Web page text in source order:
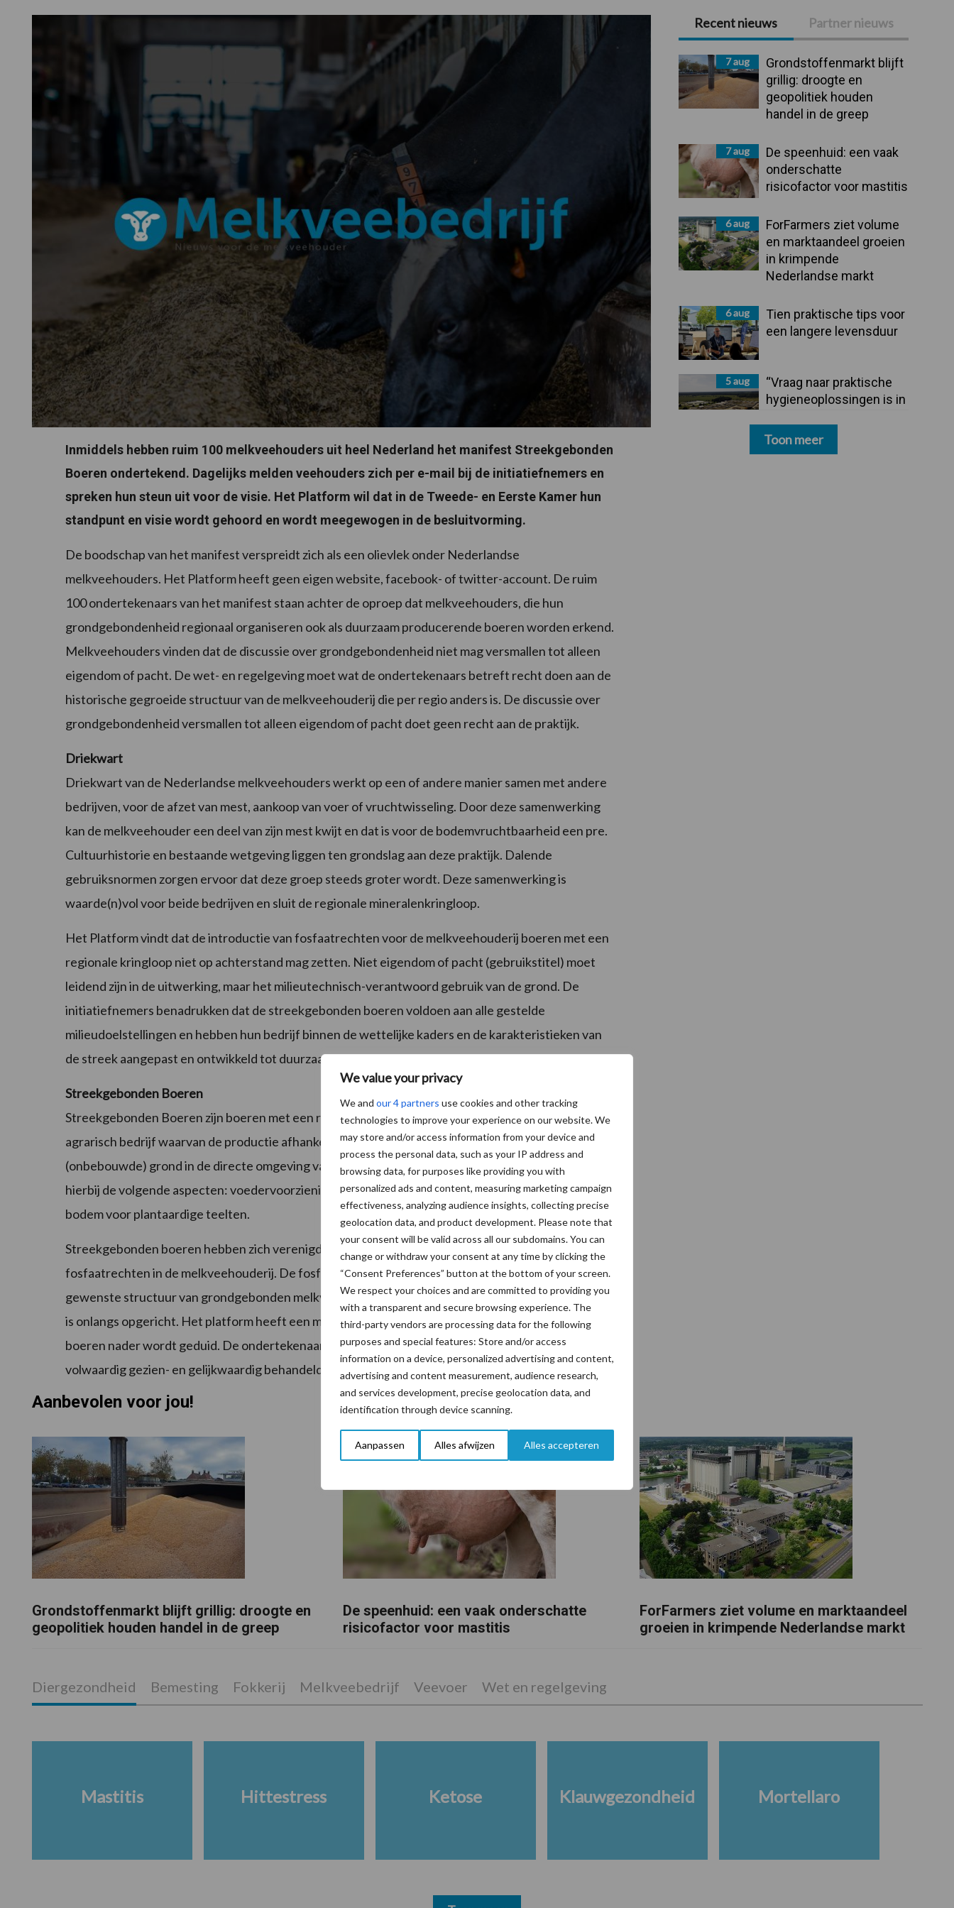
We value your privacy
We and our 4 partners use cookies and other tracking
technologies to improve your experience on our website. We
may store and/or access information from your device and
process the personal data, such as your IP address and
browsing data, for purposes like providing you with
personalized ads and content, measuring marketing campaign
effectiveness, analyzing audience insights, collecting precise
geolocation data, and product development. Please note that
your consent will be valid across all our subdomains. You can
change or withdraw your consent at any time by clicking the
“Consent Preferences” button at the bottom of your screen.
We respect your choices and are committed to providing you
with a transparent and secure browsing experience. The
third-party vendors are processing data for the following
purposes and special features: Store and/or access
information on a device, personalized advertising and content,
advertising and content measurement, audience research,
and services development, precise geolocation data, and
identification through device scanning.
Aanpassen Alles afwijzen Alles accepteren
Inmiddels hebben ruim 100 melkveehouders uit heel Nederland het manifest Streekgebonden
Boeren ondertekend. Dagelijks melden veehouders zich per e-mail bij de initiatiefnemers en
spreken hun steun uit voor de visie. Het Platform wil dat in de Tweede- en Eerste Kamer hun
standpunt en visie wordt gehoord en wordt meegewogen in de besluitvorming.
De boodschap van het manifest verspreidt zich als een olievlek onder Nederlandse
melkveehouders. Het Platform heeft geen eigen website, facebook- of twitter-account. De ruim
100 ondertekenaars van het manifest staan achter de oproep dat melkveehouders, die hun
grondgebondenheid regionaal organiseren ook als duurzaam producerende boeren worden erkend.
Melkveehouders vinden dat de discussie over grondgebondenheid niet mag versmallen tot alleen
eigendom of pacht. De wet- en regelgeving moet wat de ondertekenaars betreft recht doen aan de
historische gegroeide structuur van de melkveehouderij die per regio anders is. De discussie over
grondgebondenheid versmallen tot alleen eigendom of pacht doet geen recht aan de praktijk.
Driekwart
Driekwart van de Nederlandse melkveehouders werkt op een of andere manier samen met andere
bedrijven, voor de afzet van mest, aankoop van voer of vruchtwisseling. Door deze samenwerking
kan de melkveehouder een deel van zijn mest kwijt en dat is voor de bodemvruchtbaarheid een pre.
Cultuurhistorie en bestaande wetgeving liggen ten grondslag aan deze praktijk. Dalende
gebruiksnormen zorgen ervoor dat deze groep steeds groter wordt. Deze samenwerking is
waarde(n)vol voor beide bedrijven en sluit de regionale mineralenkringloop.
Het Platform vindt dat de introductie van fosfaatrechten voor de melkveehouderij boeren met een
regionale kringloop niet op achterstand mag zetten. Niet eigendom of pacht (gebruikstitel) moet
leidend zijn in de uitwerking, maar het milieutechnisch-verantwoord gebruik van de grond. De
initiatiefnemers benadrukken dat de streekgebonden boeren voldoen aan alle gestelde
milieudoelstellingen en hebben hun bedrijf binnen de wettelijke kaders en de karakteristieken van
de streek aangepast en ontwikkeld tot duurzaam producerende melkveehouderijen.
Streekgebonden Boeren
Streekgebonden Boeren zijn boeren met een regionaal grondgebonden bedrijfsvoering: Een
agrarisch bedrijf waarvan de productie afhankelijk is van het voortbrengend vermogen van
(onbebouwde) grond in de directe omgeving van het bedrijf. Afhankelijkheid van de grond kent het
hierbij de volgende aspecten: voedervoorziening, mestafzet en het bieden van een natuurlijke
bodem voor plantaardige teelten.
Streekgebonden boeren hebben zich verenigd in een platform als reactie op de introductie van
fosfaatrechten in de melkveehouderij. De fosfaatrechten leiden tot veel discussie over de
gewenste structuur van grondgebonden melkveebedrijven. Het Platform Streekgebonden Boeren
is onlangs opgericht. Het platform heeft een manifest opgesteld waarin de visie op streekgebonden
boeren nader wordt geduid. De ondertekenaars van het manifest Streekgebonden Boeren willen als
volwaardig gezien- en gelijkwaardig behandeld worden.
Primaire
Sidebar
Recent nieuws Partner nieuws
7 aug
Grondstoffenmarkt blijft
grillig: droogte en
geopolitiek houden
handel in de greep
7 aug
De speenhuid: een vaak
onderschatte
risicofactor voor mastitis
6 aug
ForFarmers ziet volume
en marktaandeel groeien
in krimpende
Nederlandse markt
6 aug
Tien praktische tips voor
een langere levensduur
5 aug
“Vraag naar praktische
hygieneoplossingen is in
Toon meer
Aanbevolen voor jou!
Grondstoffenmarkt blijft grillig: droogte en
geopolitiek houden handel in de greep
De speenhuid: een vaak onderschatte
risicofactor voor mastitis
ForFarmers ziet volume en marktaandeel
groeien in krimpende Nederlandse markt
Diergezondheid Bemesting Fokkerij Melkveebedrijf Veevoer Wet en regelgeving
Mastitis Hittestress Ketose Klauwgezondheid Mortellaro